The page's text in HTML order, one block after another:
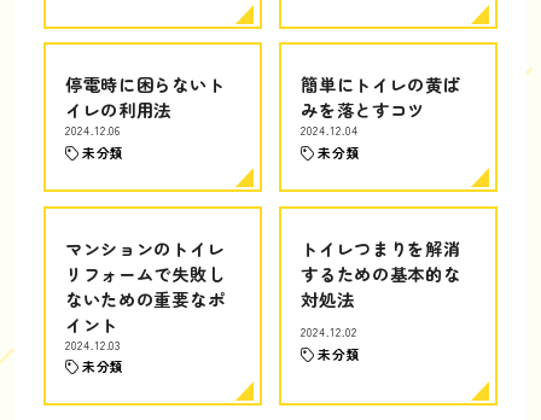
停電時に困らないト
イレの利用法
2024.12.06
未分類
簡単にトイレの黄ば
みを落とすコツ
2024.12.04
未分類
マンションのトイレ
リフォームで失敗し
ないための重要なポ
イント
2024.12.03
未分類
トイレつまりを解消
するための基本的な
対処法
2024.12.02
未分類